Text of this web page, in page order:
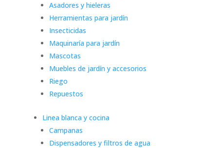
Asadores y hieleras
Herramientas para jardín
Insecticidas
Maquinaría para jardín
Mascotas
Muebles de jardín y accesorios
Riego
Repuestos
Linea blanca y cocina
Campanas
Dispensadores y filtros de agua